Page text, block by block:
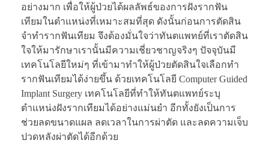
อย่างมาก เพื่อให้ผู้ป่วยได้ผลลัพธ์ของการฝังรากฟัน
เทียมในตำแหน่งที่เหมาะสมที่สุด ดังนั้นก่อนการตัดสิน
จำทำรากฟันเทียม จึงต้องมั่นใจว่าทันตแพทย์ที่เราตัดสิน
ใจให้มารักษาเรานั้นมีความเชี่ยวชาญจริงๆ ปัจจุบันมี
เทคโนโลยีใหม่ๆ ที่เข้ามาทำให้ผู้ป่วยตัดสินใจเลือกทำ
รากฟันเทียมได้ง่ายขึ้น ด้วยเทคโนโลยี Computer Guided
Implant Surgery เทคโนโลยีที่ทำให้ทันตแพทย์ระบุ
ตำแหน่งฝังรากเทียมได้อย่างแม่นยำ อีกทั้งยังเป็นการ
ช่วยลดขนาดแผล ลดเวลาในการผ่าตัด และลดความเจ็บ
ปวดหลังผ่าตัดได้อีกด้วย